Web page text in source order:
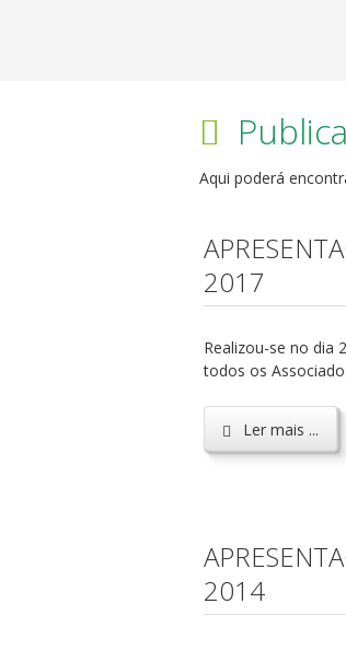
Aqui poderá
2017
Realizou-se no dia
todos os
Ler mais ...
2014